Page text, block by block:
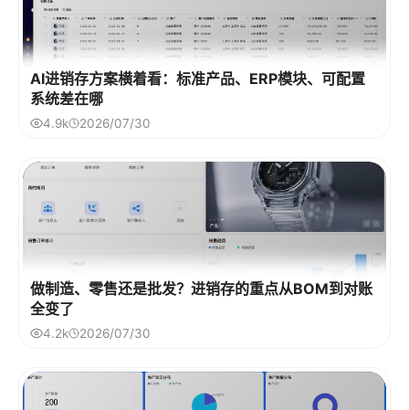
AI进销存方案横着看：标准产品、ERP模块、可配置
系统差在哪
4.9k 2026/07/30
做制造、零售还是批发？进销存的重点从BOM到对账
全变了
4.2k 2026/07/30